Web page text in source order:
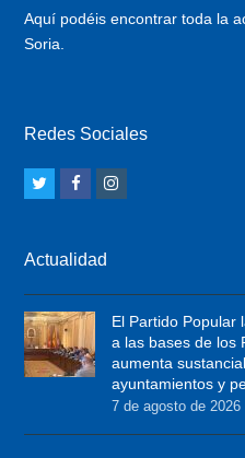
Aquí podéis encontrar toda la
Soria.
Redes Sociales
t
t
e
r
F
e
b
o
a
g
r
a
Actualidad
El Partido Popular
a las bases de los
aumenta
ayuntamientos y
7 de agosto de 2026